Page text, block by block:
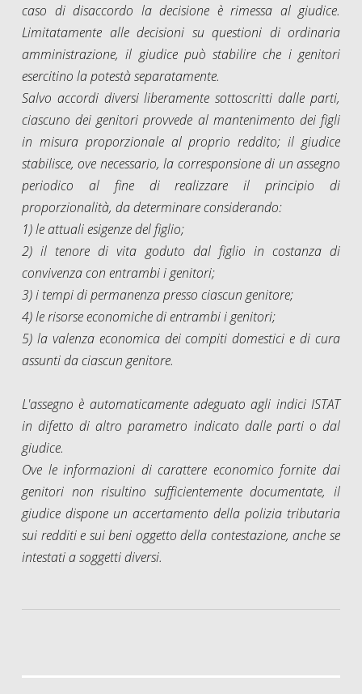
caso di disaccordo la decisione è rimessa al giudice.
Limitatamente alle decisioni su questioni di ordinaria
amministrazione, il giudice può stabilire che i genitori
esercitino la potestà separatamente.
Salvo accordi diversi liberamente sottoscritti dalle parti,
ciascuno dei genitori provvede al mantenimento dei figli
in misura proporzionale al proprio reddito; il giudice
stabilisce, ove necessario, la corresponsione di un assegno
periodico al fine di realizzare il principio di
proporzionalità, da determinare considerando:
1) le attuali esigenze del figlio;
2) il tenore di vita goduto dal figlio in costanza di
convivenza con entrambi i genitori;
3) i tempi di permanenza presso ciascun genitore;
4) le risorse economiche di entrambi i genitori;
5) la valenza economica dei compiti domestici e di cura
assunti da ciascun genitore.
L'assegno è automaticamente adeguato agli indici ISTAT
in difetto di altro parametro indicato dalle parti o dal
giudice.
Ove le informazioni di carattere economico fornite dai
genitori non risultino sufficientemente documentate, il
giudice dispone un accertamento della polizia tributaria
sui redditi e sui beni oggetto della contestazione, anche se
intestati a soggetti diversi.